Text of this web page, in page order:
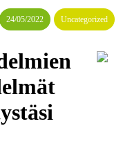
24/05/2022 Uncategorized